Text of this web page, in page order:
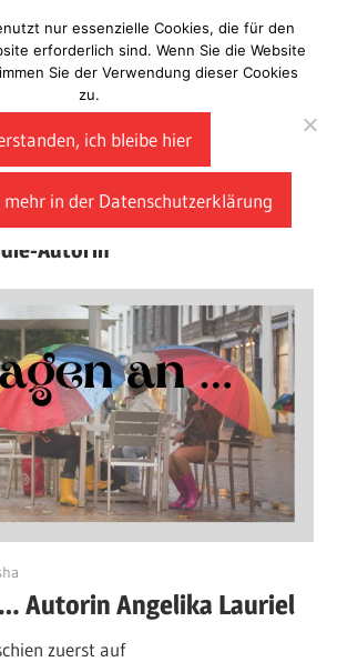
Laberladen
Autorin
Autorin Angelika Lauriel
zuerst auf
nur essenzielle Cookies, die für den
erforderlich sind. Wenn Sie die Website
Sie der Verwendung dieser Cookies
zu.
ich bleibe hier
mehr in der Datenschutzerklärung